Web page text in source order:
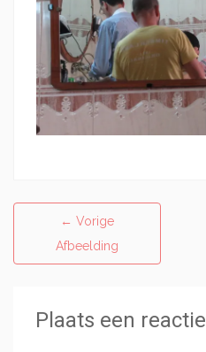
← Vorige
Afbeelding
Plaats een reactie